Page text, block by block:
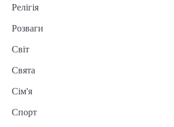
Релігія
Розваги
Світ
Свята
Сім'я
Спорт